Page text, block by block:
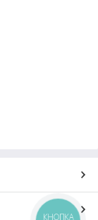
КНОПКА